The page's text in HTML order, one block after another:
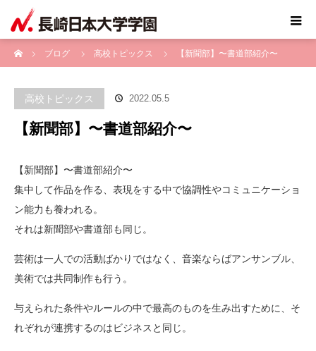
ブログ
高校トピックス 【新聞部】〜書道部紹介〜
高校トピックス 2022.05.5
【新聞部】〜書道部紹介〜
【新聞部】〜書道部紹介〜
集中して作品を作る、表現をする中で協調性やコミュニケーショ
ン能力も養われる。
それは新聞部や書道部も同じ。
芸術は一人での活動ばかりではなく、音楽ならばアンサンブル、
美術では共同制作も行う。
与えられた条件やルールの中で最高のものを生み出すために、そ
れぞれが連携するのはビジネスと同じ。